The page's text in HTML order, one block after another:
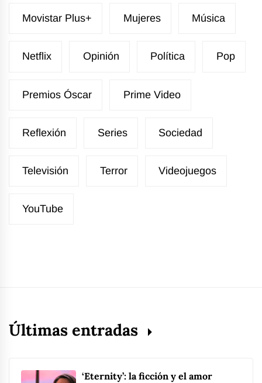
Movistar Plus+ Mujeres Música
Netflix Opinión Política Pop
Premios Óscar Prime Video
Reflexión Series Sociedad
Televisión Terror Videojuegos
YouTube
Últimas entradas
‘Eternity’: la ficción y el amor